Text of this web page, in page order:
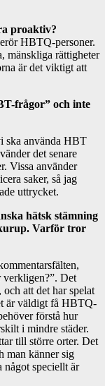
proaktiv?
HBTQ-personer.
mänskliga rättigheter
är det viktigt att
frågor” och inte
ska använda HBT
det senare
Vissa använder
saker, så jag
uttrycket.
hätsk stämning
Varför tror
verkligen?”. Det
att det har spelat
är väldigt få HBTQ-
förstå hur
i mindre städer.
till större orter. Det
man känner sig
något speciellt är